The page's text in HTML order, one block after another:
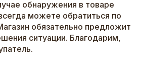
обнаружения в товаре
можете обратиться по
обязательно предложит
ситуации. Благодарим,